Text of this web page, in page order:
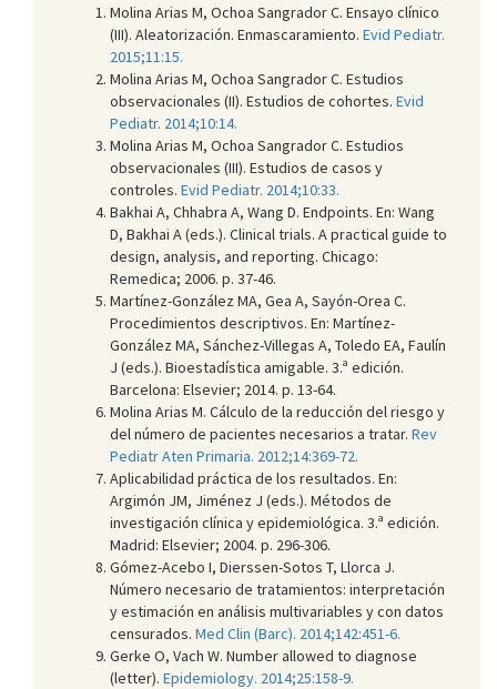
Molina Arias M, Ochoa Sangrador C. Ensayo clínico
(III). Aleatorización. Enmascaramiento. Evid Pediatr.
2015;11:15.
Molina Arias M, Ochoa Sangrador C. Estudios
observacionales (II). Estudios de cohortes. Evid
Pediatr. 2014;10:14.
Molina Arias M, Ochoa Sangrador C. Estudios
observacionales (III). Estudios de casos y
controles. Evid Pediatr. 2014;10:33.
Bakhai A, Chhabra A, Wang D. Endpoints. En: Wang
D, Bakhai A (eds.). Clinical trials. A practical guide to
design, analysis, and reporting. Chicago:
Remedica; 2006. p. 37-46.
Martínez-González MA, Gea A, Sayón-Orea C.
Procedimientos descriptivos. En: Martínez-
González MA, Sánchez-Villegas A, Toledo EA, Faulín
J (eds.). Bioestadística amigable. 3.ª edición.
Barcelona: Elsevier; 2014. p. 13-64.
Molina Arias M. Cálculo de la reducción del riesgo y
del número de pacientes necesarios a tratar. Rev
Pediatr Aten Primaria. 2012;14:369-72.
Aplicabilidad práctica de los resultados. En:
Argimón JM, Jiménez J (eds.). Métodos de
investigación clínica y epidemiológica. 3.ª edición.
Madrid: Elsevier; 2004. p. 296-306.
Gómez-Acebo I, Dierssen-Sotos T, Llorca J.
Número necesario de tratamientos: interpretación
y estimación en análisis multivariables y con datos
censurados. Med Clin (Barc). 2014;142:451-6.
Gerke O, Vach W. Number allowed to diagnose
(letter). Epidemiology. 2014;25:158-9.